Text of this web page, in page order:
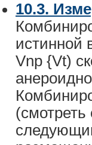
10.3.
истинной
Vnp {Vt)